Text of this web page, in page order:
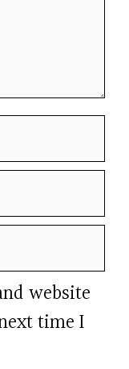
website
time I